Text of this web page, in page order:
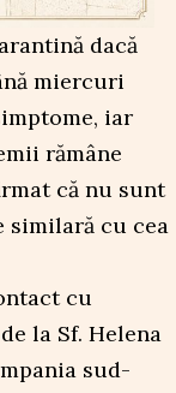
dacă
miercuri
iar
rămâne
că nu sunt
similară cu cea
cu
la Sf. Helena
sud-